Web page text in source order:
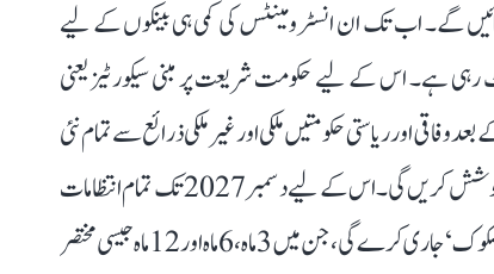
گے۔ اب تک ان انسٹرومینٹس کی کمی ہی بینکوں کے لیے
ہے۔ اس کے لیے حکومت شریعت پر مبنی سیکورٹیز یعنی
مارکیٹ کو مضبوط کرنے کا منصوبہ بنا رہی ہے۔ 2027 کے بعد وفاقی اور ریاستی حکومتیں ملکی اور غیر ملکی ذرائع سے تمام نئی
فنڈنگ صرف شریعت کے اصولوں کے مطابق حاصل کرنے کی کوشش کریں گی۔ اس کے لیے دسمبر 2027 تک تمام انتظامات
مکمل کر لیے جائیں گے۔ حکومت مختلف مدتوں والی سیکورٹیز یعنی ’صکوک‘ جاری کرے گی، جن میں 3 ماہ، 6 ماہ اور 12 ماہ جیسی مختصر